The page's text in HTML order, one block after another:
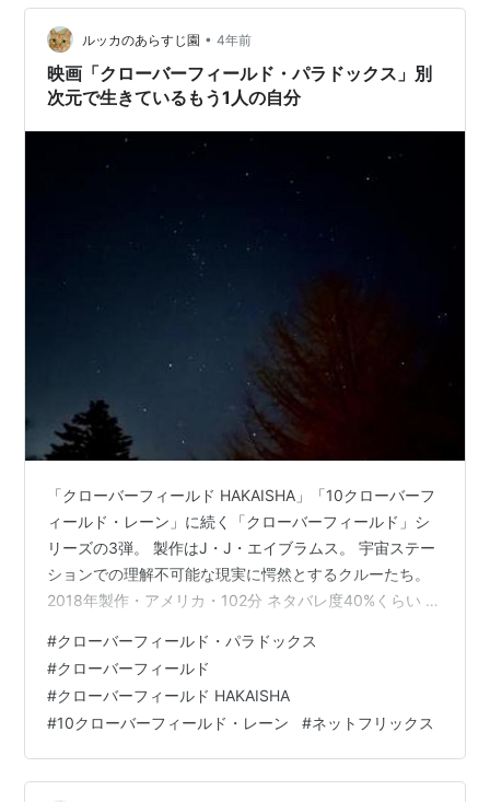
女だ。普通なら、そこか…
ルッカのあらすじ園 • 4年前
映画「クローバーフィールド・パラドックス」別
次元で生きているもう1人の自分
「クローバーフィールド HAKAISHA」「10クローバーフ
ィールド・レーン」に続く「クローバーフィールド」シ
リーズの3弾。 製作はJ・J・エイブラムス。 宇宙ステー
ションでの理解不可能な現実に愕然とするクルーたち。
2018年製作・アメリカ・102分 ネタバレ度40%くらい ス
各国の化学者たちが集まり宇宙ステーションで実験中、
事故で次元のずれが生じ、恐ろしい現象が起きてしま
う。 こんな内容です。 いかにもSF!って雰囲気の作品で
すね。 宇宙ステーションやクルーたち、専門用語もあり
なので男性向きかも。 次元のずれ、というのが曖昧なの
だけど・…
#クローバーフィールド・パラドックス
#クローバーフィールド
#クローバーフィールド HAKAISHA
#10クローバーフィールド・レーン #ネットフリックス